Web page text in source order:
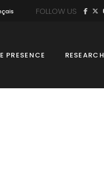
FOLLOW US
PRESENCE RESEARCH